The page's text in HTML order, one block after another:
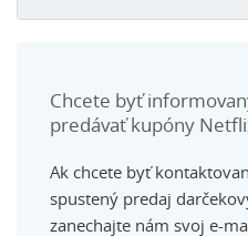
Chcete byť
predávať kupóny
Ak chcete byť
spustený predaj
zanechajte nám svoj e-